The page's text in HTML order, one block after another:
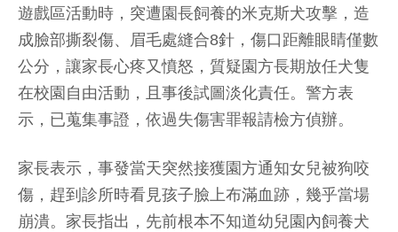
遊戲區活動時，突遭園長飼養的米克斯犬攻擊，造
成臉部撕裂傷、眉毛處縫合8針，傷口距離眼睛僅數
公分，讓家長心疼又憤怒，質疑園方長期放任犬隻
在校園自由活動，且事後試圖淡化責任。警方表
示，已蒐集事證，依過失傷害罪報請檢方偵辦。
家長表示，事發當天突然接獲園方通知女兒被狗咬
傷，趕到診所時看見孩子臉上布滿血跡，幾乎當場
崩潰。家長指出，先前根本不知道幼兒園內飼養犬